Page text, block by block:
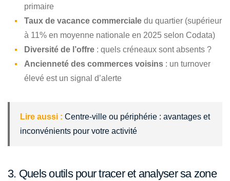
primaire
Taux de vacance commerciale du quartier (supérieur
à 11% en moyenne nationale en 2025 selon Codata)
Diversité de l’offre : quels créneaux sont absents ?
Ancienneté des commerces voisins : un turnover
élevé est un signal d’alerte
Lire aussi : Centre-ville ou périphérie : avantages et
inconvénients pour votre activité
3. Quels outils pour tracer et analyser sa zone